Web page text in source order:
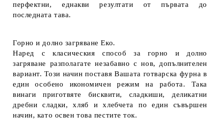
перфектни, еднакви резултати от първата до
последната тава.
Горно и долно загряване Еко.
Наред с класическия способ за горно и долно
загряване разполагате незабавно с нов, допълнителен
вариант. Този начин поставя Вашата готварска фурна в
един особено икономичен режим на работа. Така
винаги приготвяте бисквити, сладкиши, деликатни
дребни сладки, хляб и хлебчета по един съвършен
начин, като освен това пестите ток.